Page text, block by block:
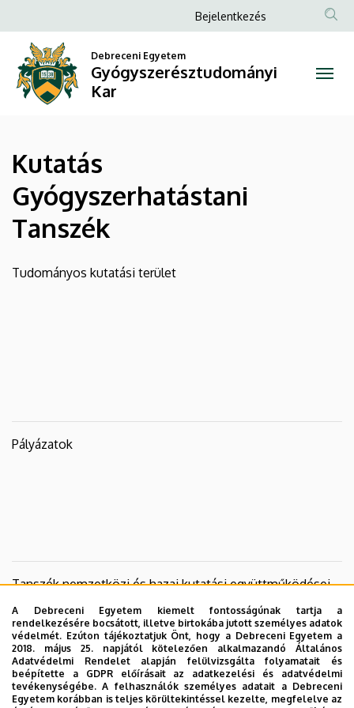
Gyógyszerhatástani
Tanszék
Gyógyszerésztudományi
Kar
a
tartalomra
Anonim
menüje
Bejelentkezés
Debreceni Egyetem
Gyógyszerésztudományi
Kar
Kutatás
Gyógyszerhatástani
Tanszék
Tudományos kutatási terület
Pályázatok
Tanszék nemzetközi és hazai kutatási együttműködései
A Debreceni Egyetem kiemelt fontosságúnak tartja a
rendelkezésére bocsátott, illetve birtokába jutott személyes adatok
védelmét. Ezúton tájékoztatjuk Önt, hogy a Debreceni Egyetem a
2018. május 25. napjától kötelezően alkalmazandó Általános
Adatvédelmi Rendelet alapján felülvizsgálta folyamatait és
beépítette a GDPR előírásait az adatkezelési és adatvédelmi
tevékenységébe. A felhasználók személyes adatait a Debreceni
Egyetem korábban is teljes körültekintéssel kezelte, megfelelve az